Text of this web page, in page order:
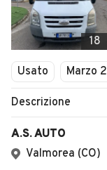
18
Usato Marzo
Descrizione
A.S. AUTO
Valmorea (CO)